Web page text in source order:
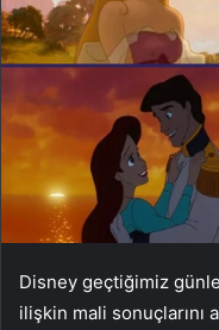
Disney geçtiğimiz
ilişkin mali sonuçlarını